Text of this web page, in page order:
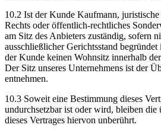
10.2 Ist der Kunde Kaufmann,
Rechts oder öffentlich-rechtliches
am Sitz des Anbieters zuständig, sofern
ausschließlicher Gerichtsstand
der Kunde keinen Wohnsitz innerhalb
Der Sitz unseres Unternehmens ist der
entnehmen.
10.3 Soweit eine Bestimmung dieses
undurchsetzbar ist oder wird, bleiben die
dieses Vertrages hiervon unberührt.